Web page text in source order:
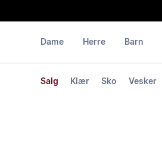
Dame
Salg Klær Sko Vesker
Herre Barn